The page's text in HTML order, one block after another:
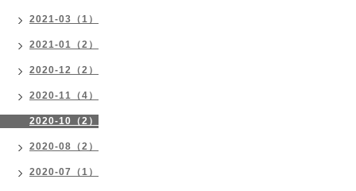
2021-03（1）
2021-01（2）
2020-12（2）
2020-11（4）
2020-10（2）
2020-08（2）
2020-07（1）